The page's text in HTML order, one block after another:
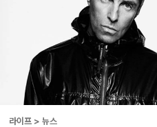
라이프 > 뉴스